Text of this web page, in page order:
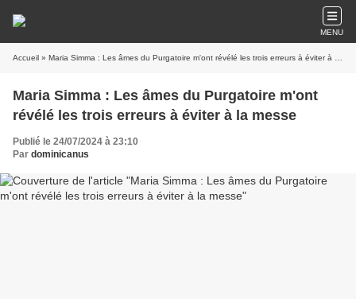
MENU
Accueil » Maria Simma : Les âmes du Purgatoire m'ont révélé les trois erreurs à éviter à la messe
Maria Simma : Les âmes du Purgatoire m'ont
révélé les trois erreurs à éviter à la messe
Publié le 24/07/2024 à 23:10
Par dominicanus